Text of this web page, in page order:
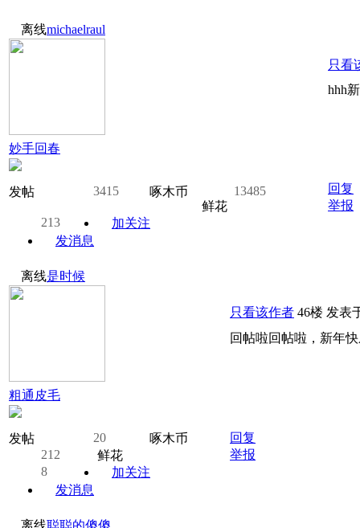
离线michaelraul
妙手回春
发帖 3415 啄木币
13485
鲜花
213
加关注
发消息
只看
hhh
回复
举报
离线是时候
粗通皮毛
发帖 20
啄木币
212
鲜花
8
加关注
发消息
只看该作者 46楼 发表
回帖啦回帖啦，新年
回复
举报
离线聪聪的傻傻